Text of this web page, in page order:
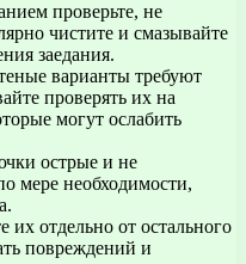
проверьте, не
чистите и смазывайте
заедания.
варианты требуют
проверять их на
могут ослабить
острые и не
мере необходимости,
их отдельно от остального
повреждений и